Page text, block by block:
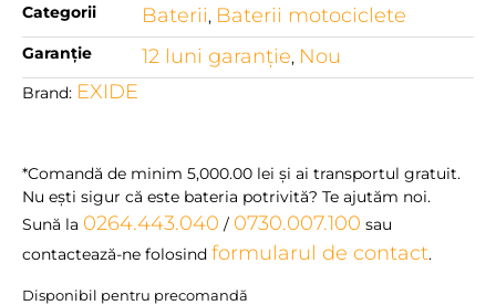
Categorii
Baterii, Baterii motociclete
Garanție 12 luni garanţie, Nou
Brand: EXIDE
*Comandă de minim 5,000.00 lei şi ai transportul gratuit.
Nu eşti sigur că este bateria potrivită? Te ajutăm noi.
Sună la 0264.443.040 / 0730.007.100 sau
contactează-ne folosind formularul de contact.
Disponibil pentru precomandă